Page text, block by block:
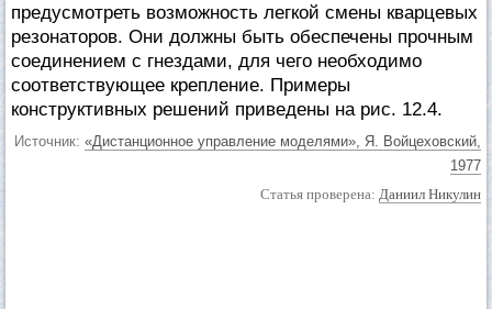
предусмотреть возможность легкой смены кварцевых
резонаторов. Они должны быть обеспечены прочным
соединением с гнездами, для чего необходимо
соответствующее крепление. Примеры
конструктивных решений приведены на рис. 12.4.
Источник: «Дистанционное управление моделями», Я. Войцеховский,
1977
Статья проверена: Даниил Никулин